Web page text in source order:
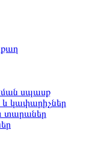
սպասք
կափարիչներ
տարաներ